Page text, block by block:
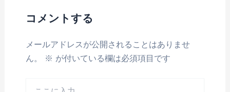
コメントする
メールアドレスが公開されることはありませ
ん。
※ が付いている欄は必須項目です